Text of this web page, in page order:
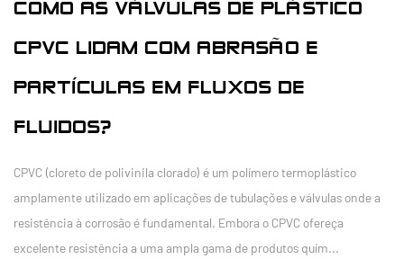
COMO AS VÁLVULAS DE PLÁSTICO
CPVC LIDAM COM ABRASÃO E
PARTÍCULAS EM FLUXOS DE
FLUIDOS?
CPVC (cloreto de polivinila clorado) é um polímero termoplástico
amplamente utilizado em aplicações de tubulações e válvulas onde a
resistência à corrosão é fundamental. Embora o CPVC ofereça
excelente resistência a uma ampla gama de produtos quím...